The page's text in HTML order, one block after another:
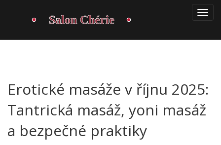
Erotické masáže v říjnu 2025:
Tantrická masáž, yoni masáž
a bezpečné praktiky